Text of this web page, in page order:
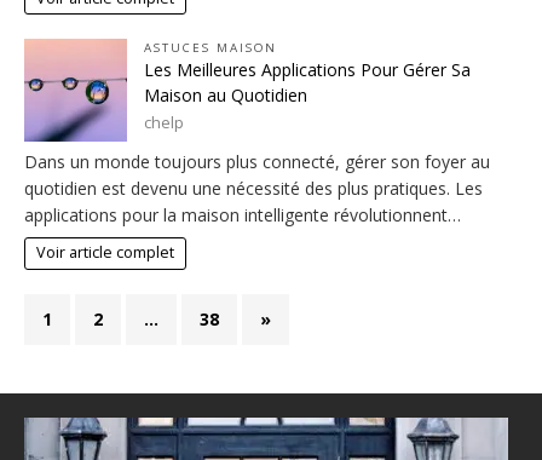
ASTUCES MAISON
Les Meilleures Applications Pour Gérer Sa
Maison au Quotidien
chelp
Dans un monde toujours plus connecté, gérer son foyer au
quotidien est devenu une nécessité des plus pratiques. Les
applications pour la maison intelligente révolutionnent…
Voir article complet
1 2 … 38 »